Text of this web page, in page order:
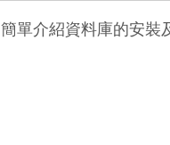
簡單介紹資料庫的安裝